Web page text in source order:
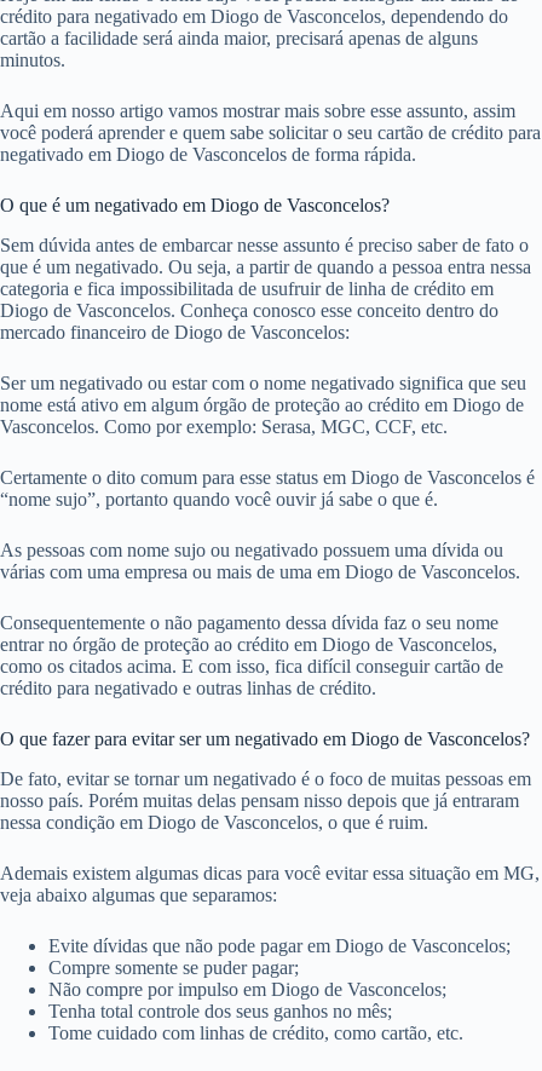
crédito para negativado em Diogo de Vasconcelos, dependendo do
cartão a facilidade será ainda maior, precisará apenas de alguns
minutos.
Aqui em nosso artigo vamos mostrar mais sobre esse assunto, assim
você poderá aprender e quem sabe solicitar o seu cartão de crédito para
negativado em Diogo de Vasconcelos de forma rápida.
O que é um negativado em Diogo de Vasconcelos?
Sem dúvida antes de embarcar nesse assunto é preciso saber de fato o
que é um negativado. Ou seja, a partir de quando a pessoa entra nessa
categoria e fica impossibilitada de usufruir de linha de crédito em
Diogo de Vasconcelos. Conheça conosco esse conceito dentro do
mercado financeiro de Diogo de Vasconcelos:
Ser um negativado ou estar com o nome negativado significa que seu
nome está ativo em algum órgão de proteção ao crédito em Diogo de
Vasconcelos. Como por exemplo: Serasa, MGC, CCF, etc.
Certamente o dito comum para esse status em Diogo de Vasconcelos é
“nome sujo”, portanto quando você ouvir já sabe o que é.
As pessoas com nome sujo ou negativado possuem uma dívida ou
várias com uma empresa ou mais de uma em Diogo de Vasconcelos.
Consequentemente o não pagamento dessa dívida faz o seu nome
entrar no órgão de proteção ao crédito em Diogo de Vasconcelos,
como os citados acima. E com isso, fica difícil conseguir cartão de
crédito para negativado e outras linhas de crédito.
O que fazer para evitar ser um negativado em Diogo de Vasconcelos?
De fato, evitar se tornar um negativado é o foco de muitas pessoas em
nosso país. Porém muitas delas pensam nisso depois que já entraram
nessa condição em Diogo de Vasconcelos, o que é ruim.
Ademais existem algumas dicas para você evitar essa situação em MG,
veja abaixo algumas que separamos:
Evite dívidas que não pode pagar em Diogo de Vasconcelos;
Compre somente se puder pagar;
Não compre por impulso em Diogo de Vasconcelos;
Tenha total controle dos seus ganhos no mês;
Tome cuidado com linhas de crédito, como cartão, etc.